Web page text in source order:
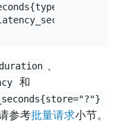
、
和
参考批量请求小节。